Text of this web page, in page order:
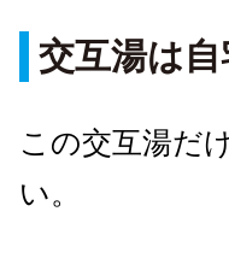
交互湯は
この交互湯だ
い。